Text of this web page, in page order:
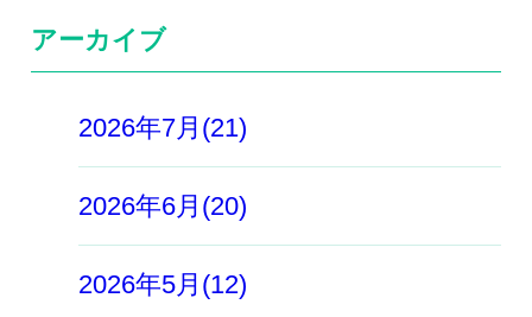
アーカイブ
2026年7月(21)
2026年6月(20)
2026年5月(12)